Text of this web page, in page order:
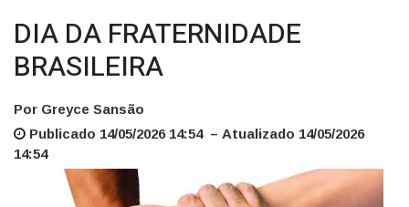
DIA DA FRATERNIDADE
BRASILEIRA
Por Greyce Sansão
Publicado 14/05/2026 14:54 – Atualizado 14/05/2026
14:54